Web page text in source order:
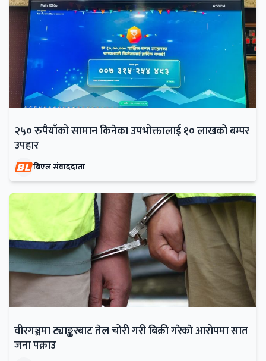
२५० रुपैयाँको सामान किनेका उपभोक्तालाई १० लाखको बम्पर
उपहार
बिएल संवाददाता
वीरगञ्जमा ट्याङ्करबाट तेल चोरी गरी बिक्री गरेकाे आरोपमा सात
जना पक्राउ